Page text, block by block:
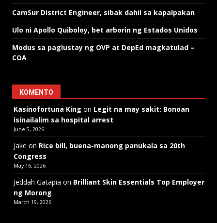
CamSur District Engineer, sibak dahil sa kapalpakan
Ulo ni Apollo Quiboloy, bet arborin ng Estados Unidos
Modus sa paglustay ng OVP at DepEd magkatulad –
COA
KOMENTO
Kasinofortuna King on Legit na may sakit: Bonoan
isinailalim sa hospital arrest
June 5, 2026
Jake on Rice bill, buena-manong panukala sa 20th
Congress
May 16, 2026
Jeddah Gatapia on Brilliant Skin Essentials Top Employer
ng Morong
March 19, 2026